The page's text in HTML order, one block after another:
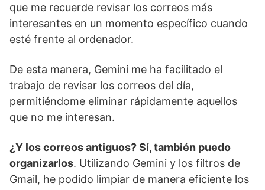
que me recuerde revisar los correos más
interesantes en un momento específico cuando
esté frente al ordenador.
De esta manera, Gemini me ha facilitado el
trabajo de revisar los correos del día,
permitiéndome eliminar rápidamente aquellos
que no me interesan.
¿Y los correos antiguos? Sí, también puedo
organizarlos. Utilizando Gemini y los filtros de
Gmail, he podido limpiar de manera eficiente los